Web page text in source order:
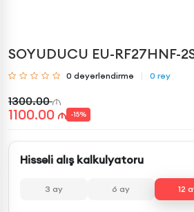
SOYUDUCU EU-RF27HNF-
0 dəyərləndirmə 0 rəy
1300.00
1100.00 -15%
Hissəli alış kalkulyatoru
3 ay 6 ay 12